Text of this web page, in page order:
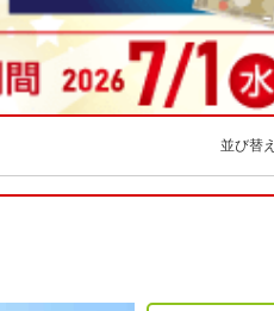
並び替え